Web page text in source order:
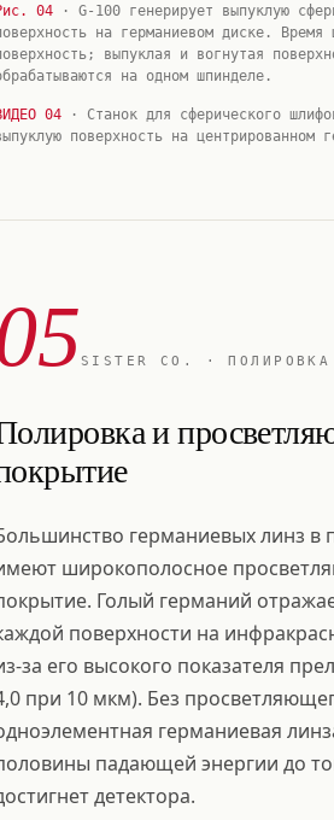
04 · G-100 генерирует выпуклую
на германиевом диске.
выпуклая и вогнутая
на одном шпинделе.
04 · Станок для сферического
поверхность на центрированном
SISTER CO. · ПОЛИРОВКА
и
германиевых линз в
широкополосное
Голый германий
поверхности на
за его высокого показателя
при 10 мкм). Без
германиевая
падающей энергии до
детектора.